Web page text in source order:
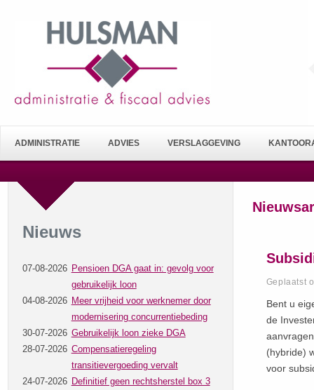
ADMINISTRATIE ADVIES VERSLAGGEVING
Nieuws
07-08-2026 Pensioen DGA gaat in: gevolg voor
gebruikelijk loon
04-08-2026 Meer vrijheid voor werknemer door
modernisering concurrentiebeding
30-07-2026 Gebruikelijk loon zieke DGA
28-07-2026 Compensatieregeling
transitievergoeding vervalt
24-07-2026 Definitief geen rechtsherstel box 3
Geplaatst
Bent u
de
(hybride)
voor